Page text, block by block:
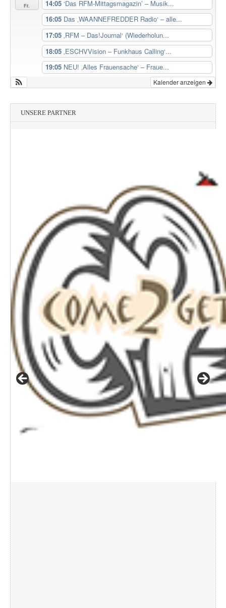
Fr. 14:05 ‘Das RFM-Mittagsmagazin’ – Musik...
16:05 Das ‚WAANNEFREDDER Radio‘ – alle...
17:05 ‚RFM – Das!Journal‘ (Wiederholun...
18:05 ‚ESCHVVision – Funkhaus Calling‘...
19:05 NEU! ‚Alles Frauensache‘ – Fraue...
Kalender anzeigen
UNSERE PARTNER